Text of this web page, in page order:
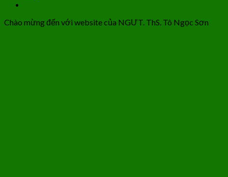
Chào mừng đến với website của NGƯT. ThS. Tô Ngọc Sơn